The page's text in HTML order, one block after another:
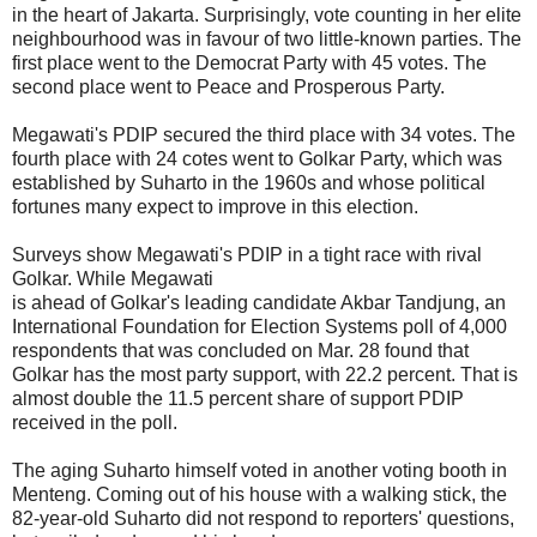
in the heart of Jakarta. Surprisingly, vote counting in her elite
neighbourhood was in favour of two little-known parties. The
first place went to the Democrat Party with 45 votes. The
second place went to Peace and Prosperous Party.
Megawati's PDIP secured the third place with 34 votes. The
fourth place with 24 cotes went to Golkar Party, which was
established by Suharto in the 1960s and whose political
fortunes many expect to improve in this election.
Surveys show Megawati's PDIP in a tight race with rival
Golkar. While Megawati
is ahead of Golkar's leading candidate Akbar Tandjung, an
International Foundation for Election Systems poll of 4,000
respondents that was concluded on Mar. 28 found that
Golkar has the most party support, with 22.2 percent. That is
almost double the 11.5 percent share of support PDIP
received in the poll.
The aging Suharto himself voted in another voting booth in
Menteng. Coming out of his house with a walking stick, the
82-year-old Suharto did not respond to reporters' questions,